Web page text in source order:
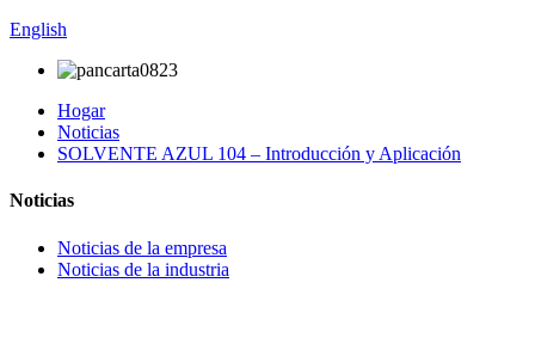
English
Hogar
Noticias
SOLVENTE AZUL 104 – Introducción y Aplicación
Noticias
Noticias de la empresa
Noticias de la industria